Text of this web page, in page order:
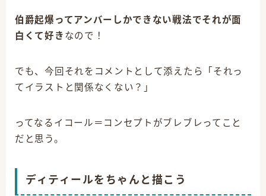
伯爵起爆ってアンバーしかできない戦法でそれが面
白くて好き なので！
でも、今回それをコメントとして添えたら「それっ
てイラストと関係なくない？」
ってなるイコール＝コンセプトがブレブレってこと
だと思う。
ディティールをちゃんと描こう